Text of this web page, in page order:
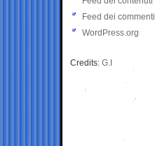
Feed dei commenti
WordPress.org
Credits: G.I